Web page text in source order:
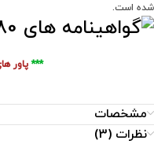
شده است.
***پاور
مشخصات
نظرات (3)